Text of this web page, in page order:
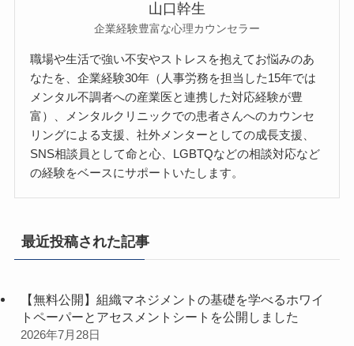
山口幹生
企業経験豊富な心理カウンセラー
職場や生活で強い不安やストレスを抱えてお悩みのあ
なたを、企業経験30年（人事労務を担当した15年では
メンタル不調者への産業医と連携した対応経験が豊
富）、メンタルクリニックでの患者さんへのカウンセ
リングによる支援、社外メンターとしての成長支援、
SNS相談員として命と心、LGBTQなどの相談対応など
の経験をベースにサポートいたします。
最近投稿された記事
【無料公開】組織マネジメントの基礎を学べるホワイ
トペーパーとアセスメントシートを公開しました
2026年7月28日